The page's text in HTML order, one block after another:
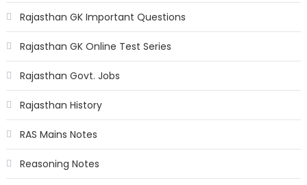
Rajasthan GK Important Questions
Rajasthan GK Online Test Series
Rajasthan Govt. Jobs
Rajasthan History
RAS Mains Notes
Reasoning Notes